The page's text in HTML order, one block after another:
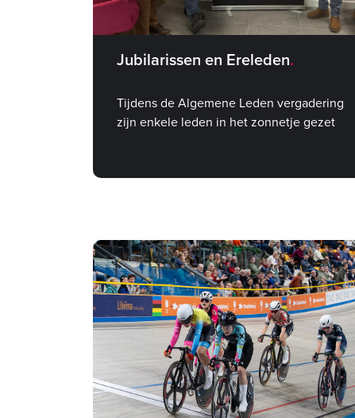
Jubilarissen en Ereleden
Tijdens de Algemene Leden vergadering
zijn enkele leden in het zonnetje gezet